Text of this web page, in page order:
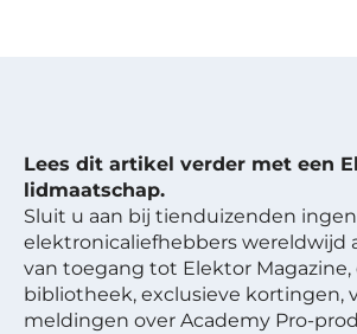
Lees dit artikel verder met een
lidmaatschap.
Sluit u aan bij tienduizenden
elektronicaliefhebbers wereldwijd
van toegang tot Elektor
bibliotheek, exclusieve kortingen,
meldingen over Academy Pro-